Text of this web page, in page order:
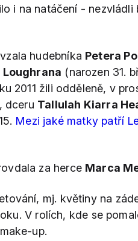
i na natáčení - nezvládli
vzala hudebníka Petera
(narozen 31.
2011 žili odděleně, v
dceru Tallulah Kiarra
Mezi jaké matky patří
za herce Marca
mj. květiny na
V rolích, kde se
up.